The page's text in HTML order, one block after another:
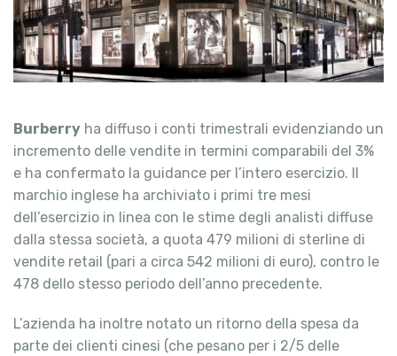
Burberry ha diffuso i conti trimestrali evidenziando un
incremento delle vendite in termini comparabili del 3%
e ha confermato la guidance per l’intero esercizio. Il
marchio inglese ha archiviato i primi tre mesi
dell’esercizio in linea con le stime degli analisti diffuse
dalla stessa società, a quota 479 milioni di sterline di
vendite retail (pari a circa 542 milioni di euro), contro le
478 dello stesso periodo dell’anno precedente.
L’azienda ha inoltre notato un ritorno della spesa da
parte dei clienti cinesi (che pesano per i 2/5 delle